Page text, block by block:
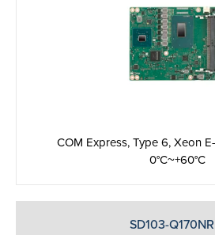
COM Express, Type 6, Xeon
0°C~+60°C
SD103-